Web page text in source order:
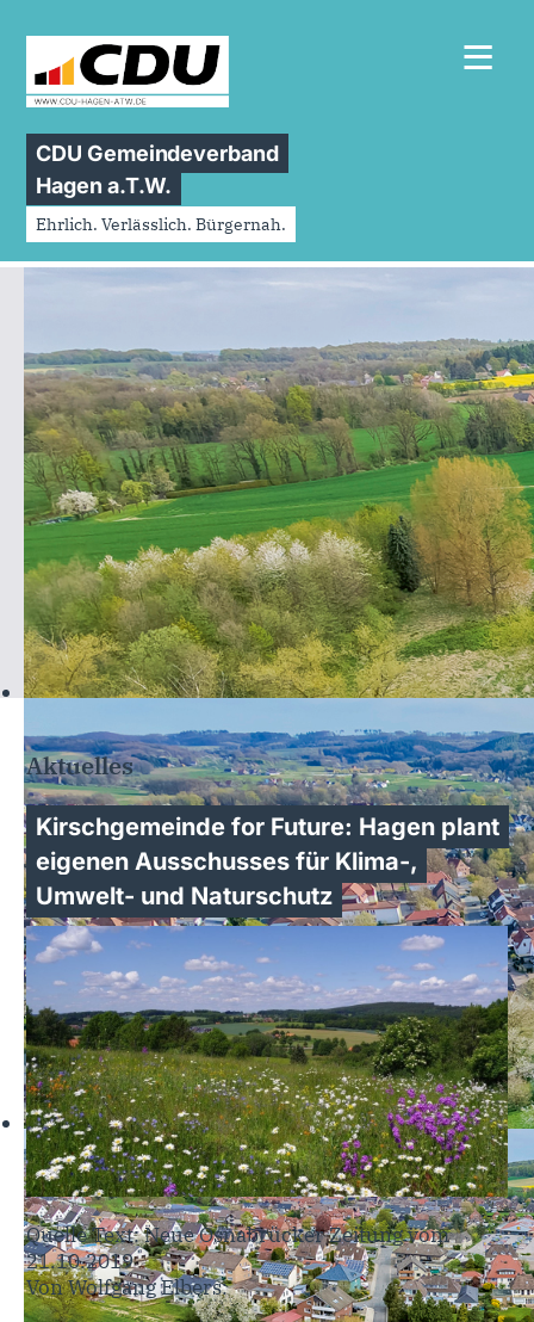
CDU Gemeindeverband
Hagen a.T.W.
Ehrlich. Verlässlich. Bürgernah.
≡
Aktuelles
Kirschgemeinde for Future: Hagen plant
eigenen Ausschusses für Klima-,
Umwelt- und Naturschutz
Quelle Text: Neue Osnabrücker Zeitung vom
21.10.2019
Von Wolfgang Elbers: